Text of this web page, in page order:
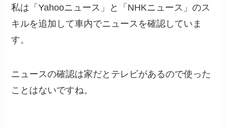
私は「Yahooニュース」と「NHKニュース」のス
キルを追加して車内でニュースを確認していま
す。
ニュースの確認は家だとテレビがあるので使った
ことはないですね。